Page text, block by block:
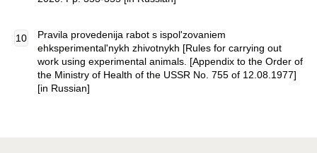
Pravila provedenija rabot s ispol'zovaniem
ehksperimental'nykh zhivotnykh [Rules for carrying out
work using experimental animals. [Appendix to the Order of
the Ministry of Health of the USSR No. 755 of 12.08.1977]
[in Russian]